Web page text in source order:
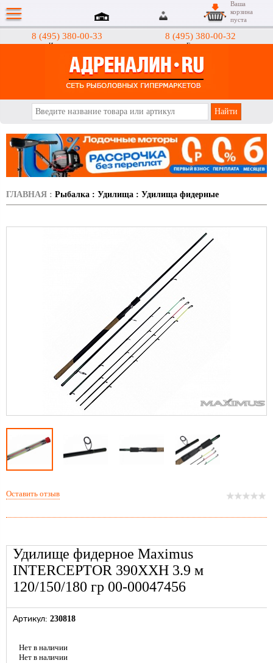
8 (495) 380-00-33
Интернет-магазин
8 (495) 380-00-32
Гипермаркеты
Ваша
корзина
пуста
ГЛАВНАЯ : Рыбалка : Удилища : Удилища фидерные
Удилище фидерное Maximus
INTERCEPTOR 390XXH 3.9 м
120/150/180 гр 00-00047456
Артикул: 230818
Нет в наличии
Нет в наличии
Оставить отзыв